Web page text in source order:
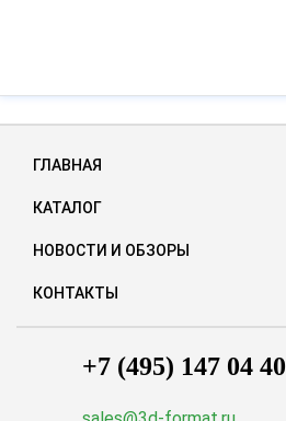
ГЛАВНАЯ
КАТАЛОГ
НОВОСТИ И ОБЗОРЫ
КОНТАКТЫ
+7 (495) 147 04 40